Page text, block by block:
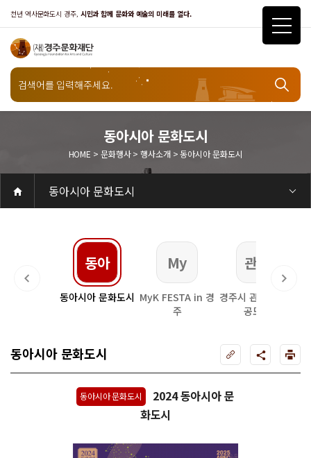
천년 역사문화도시 경주, 시민과 함께 문화와 예술의 미래를 열다.
동아시아 문화도시
HOME > 문화행사 > 행사소개 > 동아시아 문화도시
행사소개
동아시아 문화도시
공연
공연일정
객석안내
화랑홀
화랑홀 2층
화랑홀 3층
원화홀
티켓안내
티켓안내
티켓예매
티켓수령
할인규정
취소·환불규정
문화나눔티켓
공연예절·서비스
공연장 관람예절
공연장 편의서비스
전시
전시일정
현재전시
예정전시
지난전시
전시연계교육신청
알천미술관소장품
전시예절·서비스
미술관 관람예절
미술관 편의서비스
아카데미
교육일정
문화행사
행사일정
행사소개
경주 대릉원돌담길 축제
국제경주역사문화포럼
금속공예관
경주 e스포츠 페스티벌
돗자리피크닉
국제경주역사문화포럼
교촌문화공연 신라오기
신라문화제
국제뮤직페스티벌
경주문화관1918
교촌버스킹
지역예술인 지원사업
봉황대 뮤직스퀘어
경주국악여행
제야의 종 타종식
한수원아트페스티벌
한복문화주간
동아시아 문화도시
MyK FESTA in 경주
경주시 관광기념품 공모전
뉴스
갤러리
대관
대관공고·절차
경주예술의전당
경주문화관1918
대관운영조례
운영조례
경주예술의전당
운영규칙
공연장 및 부대시설
알천미술관
경주문화관1918
사용료
경주예술의전당
경주문화관1918
대관신청
경주예술의전당
경주문화관1918
시설소개
경주예술의전당
시설소개
공연장
화랑홀
원화홀
알천미술관
기타시설
경주문화관1918
시립예술단
시립극단
시립극단 소개
단원현황
시립합창단
시립합창단 소개
단원현황
시립신라고취대
시립신라고취대 소개
단원현황
연간일정
열린마당
공지사항
공지사항
입찰정보
채용정보
자료실
홍보·보도자료
서식·매뉴얼
웹진
Q&A
FAQ
가입 및 정보
공연
전시
아카데미
대관
기타
질문과답변
우수고객
회원안내 · 혜택
우수고객
경주문화재단
인사말
재단소개
비전전략
사업안내
연혁
재단CI
조직도
ESG 윤리·경영
ESG경영 선언문
인권경영선언문
임직원행동강령
문화서비스윤리헌장
통합신고센터
경영공시
경영목표 예산서 운영계획
결산서
임원 및 운영인력 현황 인건비 예산 집행현황
경영실적
외부기관 감사
기타공시
계약현황
기부금현황
업무추진비 복리후생비 내역
오시는길
경주예술의전당
경주문화관1918
신라금속공예관
동아
동아시아 문화도시
My
MyK FESTA in 경
주
관광
경주시 관광기념품
공모전
동아시아 문화도시
동아시아 문화도시
2024 동아시아 문
화도시